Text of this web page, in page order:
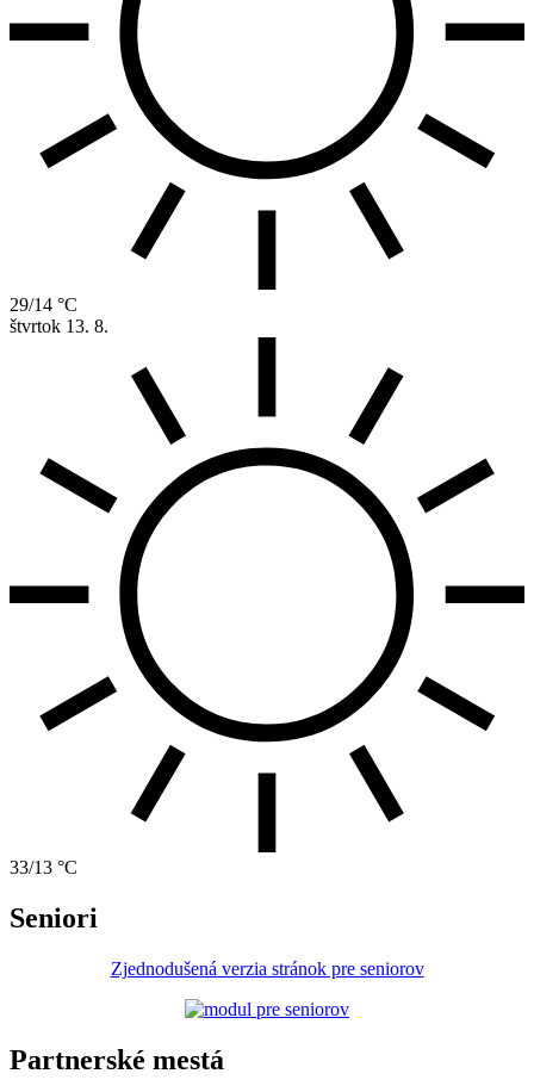
29/14 °C
štvrtok 13. 8.
33/13 °C
Seniori
Zjednodušená verzia stránok pre seniorov
Partnerské mestá